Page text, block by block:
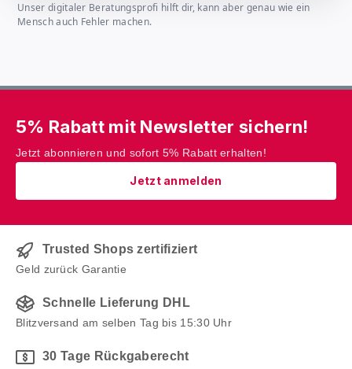
Unser digitaler Beratungsprofi hilft dir, kann aber genau wie ein
Mensch auch Fehler machen.
5% Rabatt mit Newsletter sichern!
Jetzt abonnieren und sofort 5% Rabatt erhalten!
Jetzt anmelden
Trusted Shops zertifiziert
Geld zurück Garantie
Schnelle Lieferung DHL
Blitzversand am selben Tag bis 15:30 Uhr
30 Tage Rückgaberecht